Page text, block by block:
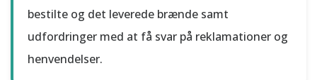
bestilte og det leverede brænde samt
udfordringer med at få svar på reklamationer og
henvendelser.